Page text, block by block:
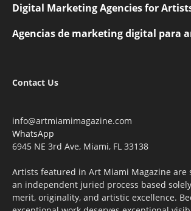
Digital Marketing Agencies for
Agencias de marketing digital para
Contact Us
info@artmiamimagazine.com
WhatsApp
6945 NE 3rd Ave, Miami, FL 33138
Artists featured in Art Miami Magazine are
an independent juried process based
merit, originality, and artistic excellence.